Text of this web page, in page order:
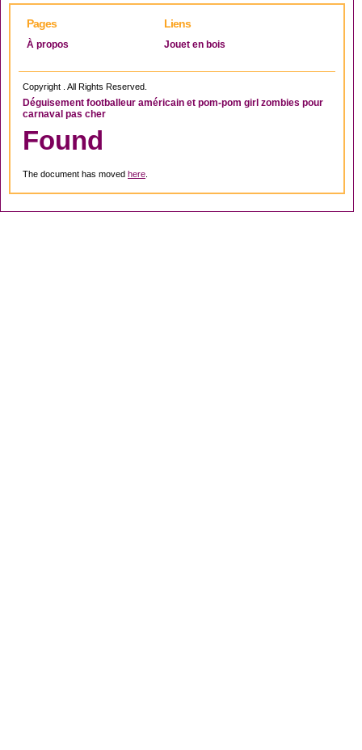
Pages
À propos
Liens
Jouet en bois
Copyright . All Rights Reserved.
Déguisement footballeur américain et pom-pom girl zombies pour
carnaval pas cher
Found
The document has moved here